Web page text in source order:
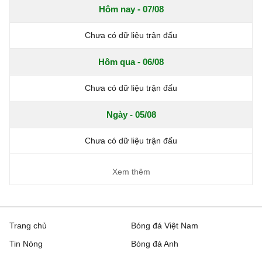
Hôm nay - 07/08
Chưa có dữ liệu trận đấu
Hôm qua - 06/08
Chưa có dữ liệu trận đấu
Ngày - 05/08
Chưa có dữ liệu trận đấu
Xem thêm
Trang chủ
Tin Nóng
Bóng đá Việt Nam
Bóng đá Anh